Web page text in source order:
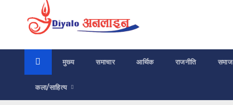
मुख्य समाचार आर्थिक राजनीति समाज
कला/साहित्य